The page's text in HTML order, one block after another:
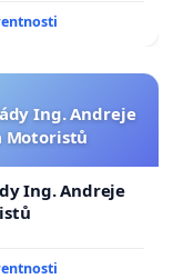
Ing. Andreje
Motoristů
Ing. Andreje